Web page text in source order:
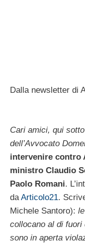
Dalla newsletter di
Cari amici, qui
dell’Avvocato
intervenire contro
ministro Claudio
Paolo Romani.
da Articolo21.
Michele Santoro):
collocano al di
sono in aperta